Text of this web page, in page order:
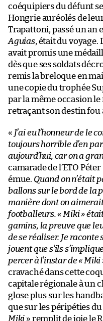
coéquipiers du défunt
Hongrie auréolés de
Trapattoni, passé un an
Aguias, était du voyage.
avait promis une
dès que ses soldats
remis la breloque en
une copie du trophée
par la même occasion
retraçant son destin fou
« J’ai eu l’honneur de le
toujours horrible d’en
aujourd’hui, car on a
camarade de l’ETO
émue. Quand on n’était
ballons sur le bord de la
manière dont on
footballeurs. « Miki »
gamins, la preuve que
de se réaliser. Je
jouent que s’ils
percer à l’instar de « Miki
cravaché dans cette
capitale régionale à un
glose plus sur les
que sur les péripéties
Miki » remplit de joie le